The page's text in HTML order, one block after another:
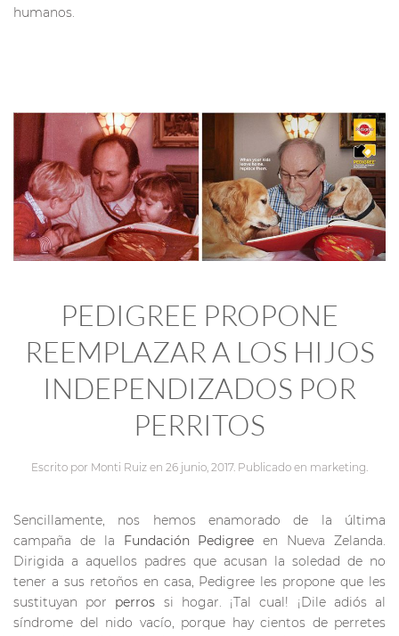
humanos.
PEDIGREE PROPONE
REEMPLAZAR A LOS HIJOS
INDEPENDIZADOS POR
PERRITOS
Escrito por Monti Ruiz en 26 junio, 2017. Publicado en marketing
Sencillamente, nos hemos enamorado de la última
campaña de la Fundación Pedigree en Nueva Zelanda.
Dirigida a aquellos padres que acusan la soledad de no
tener a sus retoños en casa, Pedigree les propone que les
sustituyan por perros si hogar. ¡Tal cual! ¡Dile adiós al
síndrome del nido vacío, porque hay cientos de perretes